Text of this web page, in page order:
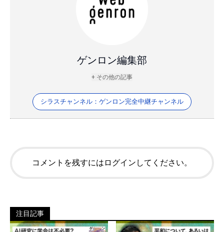
ゲンロン編集部
+ その他の記事
シラスチャンネル：ゲンロン完全中継チャンネル
コメントを残すにはログインしてください。
注目記事